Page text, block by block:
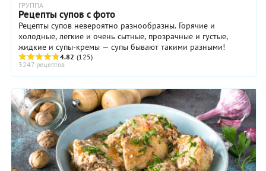
ГРУППА
Рецепты супов с фото
Рецепты супов невероятно разнообразны. Горячие и
холодные, легкие и очень сытные, прозрачные и густые,
жидкие и супы-кремы — супы бывают такими разными!
4.82 (125)
3247 рецептов